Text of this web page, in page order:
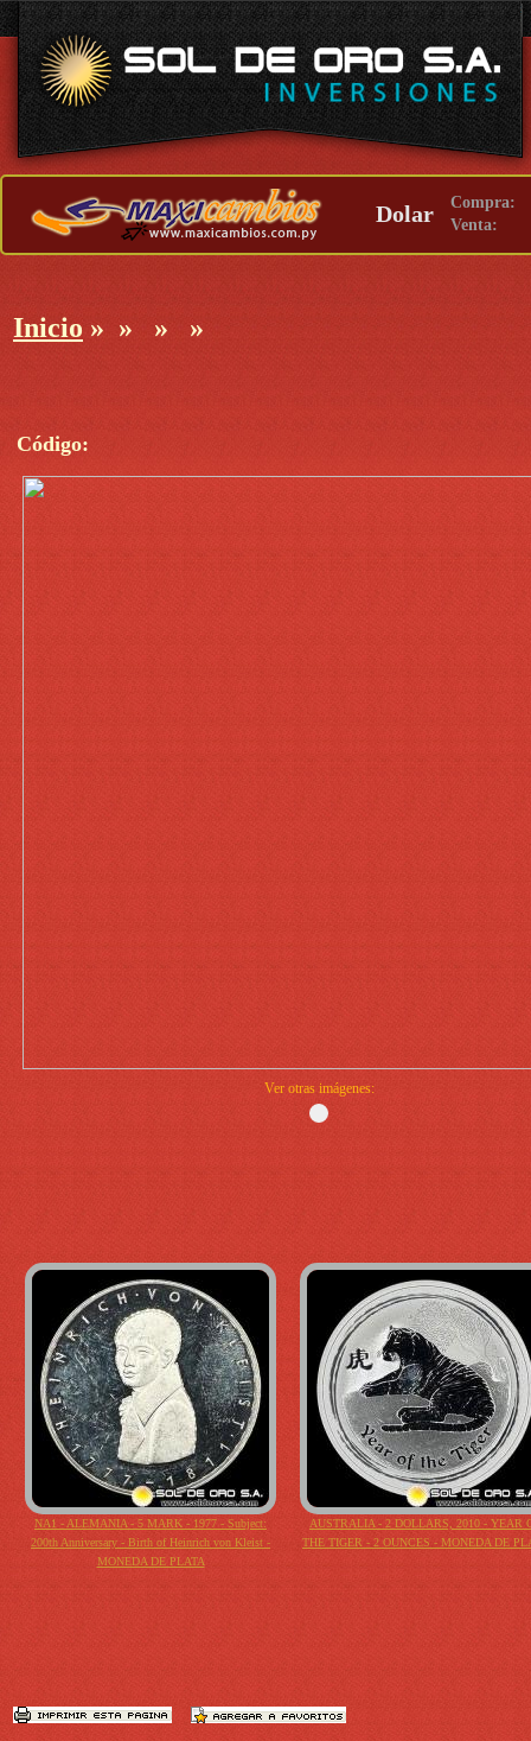
Dolar
Compra:
Venta:
Inicio » » » »
Código:
Ver otras imágenes:
NA1 - ALEMANIA - 5 MARK - 1977 - Subject:
200th Anniversary - Birth of Heinrich von Kleist -
MONEDA DE PLATA
AUSTRALIA - 2 DOLLARS, 2010 - YEAR
THE TIGER - 2 OUNCES - MONEDA DE